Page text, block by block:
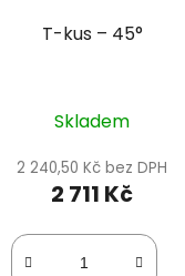
T-kus – 45°
Skladem
2 240,50 Kč bez DPH
2 711 Kč